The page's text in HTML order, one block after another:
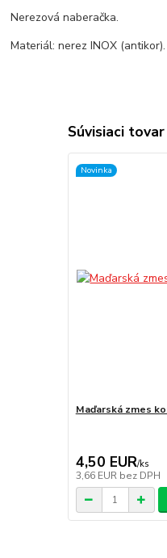
Nerezová naberačka.
Materiál: nerez INOX (antikor).
Súvisiaci tovar
Novinka
Maďarská zmes
4,50 EUR/ks
3,66 EUR bez DPH